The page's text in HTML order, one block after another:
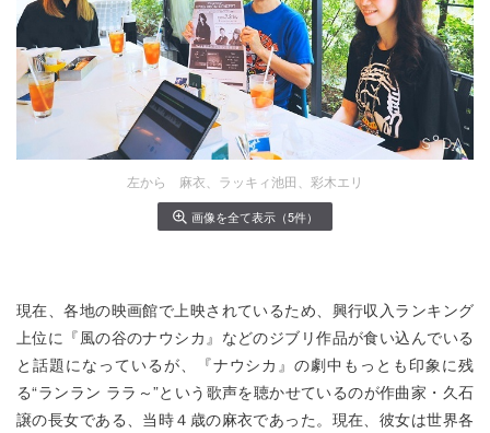
左から 麻衣、ラッキィ池田、彩木エリ
画像を全て表示（5件）
現在、各地の映画館で上映されているため、興行収入ランキング
上位に『風の谷のナウシカ』などのジブリ作品が食い込んでいる
と話題になっているが、『ナウシカ』の劇中もっとも印象に残
る“ランラン ララ～”という歌声を聴かせているのが作曲家・久石
譲の長女である、当時４歳の麻衣であった。現在、彼女は世界各